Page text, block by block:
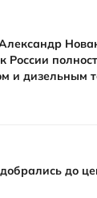
России
и дизельным
до